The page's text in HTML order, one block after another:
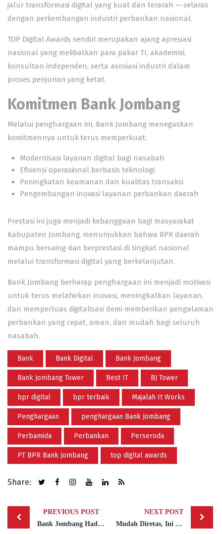
jalur transformasi digital yang kuat dan terarah — selaras
dengan perkembangan industri perbankan nasional.
TOP Digital Awards sendiri merupakan ajang apresiasi
nasional yang melibatkan para pakar TI, akademisi,
konsultan independen, serta asosiasi industri dalam
proses penjurian yang ketat.
Komitmen Bank Jombang
Melalui penghargaan ini, Bank Jombang menegaskan
komitmennya untuk terus memperkuat:
Modernisasi layanan digital bagi nasabah
Efisiensi operasional berbasis teknologi
Peningkatan keamanan dan kualitas transaksi
Pengembangan inovasi layanan perbankan daerah
Prestasi ini juga menjadi kebanggaan bagi masyarakat
Kabupaten Jombang, menunjukkan bahwa BPR daerah
mampu bersaing dan berprestasi di tingkat nasional
melalui transformasi digital yang berkelanjutan.
Bank Jombang berharap penghargaan ini menjadi motivasi
untuk terus melahirkan inovasi, meningkatkan layanan,
dan memperluas digitalisasi demi memberikan pengalaman
perbankan yang cepat, aman, dan mudah bagi seluruh
nasabah.
Bank Bank Digital Bank Jombang
Bank Jombang Tower Best IT BJ Tower
bpr digital bpr terbaik Majalah It Works
Penghargaan penghargaan Bank Jombang
Perbamida Perbankan Perseroda
PT BPR Bank Jombang top digital awards
Share:
Post
navigation
PREVIOUS POST
Bank Jombang Hadirkan Program “Baper” dengan Hadiah Hingga Rp50 Juta Selama Desember 2025
NEXT POST
Mudah Diretas, Ini Dia Kata Sandi Atau Password Paling Umum Digunakan Gen-Z